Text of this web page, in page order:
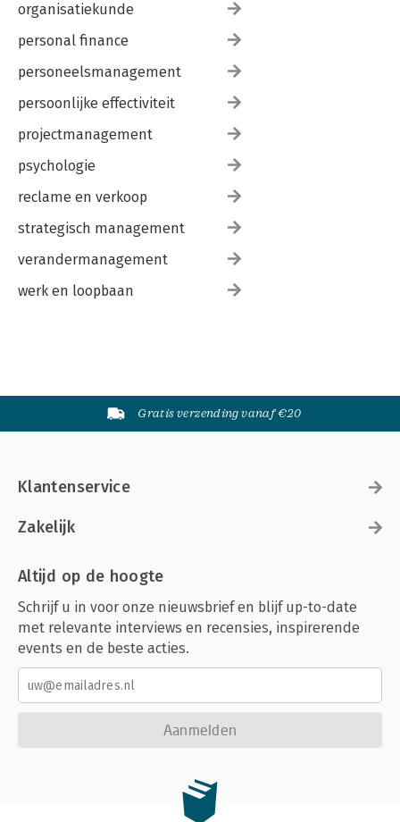
organisatiekunde
personal finance
personeelsmanagement
persoonlijke effectiviteit
projectmanagement
psychologie
reclame en verkoop
strategisch management
verandermanagement
werk en loopbaan
Gratis verzending vanaf €20
Klantenservice
Zakelijk
Altijd op de hoogte
Schrijf u in voor onze nieuwsbrief en blijf up-to-date
met relevante interviews en recensies, inspirerende
events en de beste acties.
Aanmelden